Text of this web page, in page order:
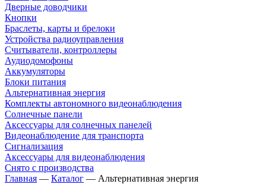
Дверные доводчики
Кнопки
Браслеты, карты и брелоки
Устройства радиоуправления
Считыватели, контроллеры
Аудиодомофоны
Аккумуляторы
Блоки питания
Альтернативная энергия
Комплекты автономного видеонаблюдения
Солнечные панели
Аксессуары для солнечных панелей
Видеонаблюдение для транспорта
Сигнализация
Аксессуары для видеонаблюдения
Снято с производства
Главная — Каталог — Альтернативная энергия